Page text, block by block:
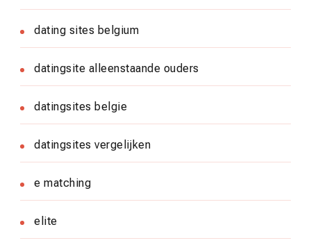
dating sites belgium
datingsite alleenstaande ouders
datingsites belgie
datingsites vergelijken
e matching
elite